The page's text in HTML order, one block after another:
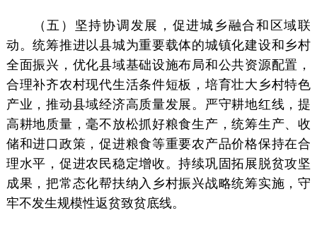
（五）坚持协调发展，促进城乡融合和区域联
动。统筹推进以县城为重要载体的城镇化建设和乡村
全面振兴，优化县域基础设施布局和公共资源配置，
合理补齐农村现代生活条件短板，培育壮大乡村特色
产业，推动县域经济高质量发展。严守耕地红线，提
高耕地质量，毫不放松抓好粮食生产，统筹生产、收
储和进口政策，促进粮食等重要农产品价格保持在合
理水平，促进农民稳定增收。持续巩固拓展脱贫攻坚
成果，把常态化帮扶纳入乡村振兴战略统筹实施，守
牢不发生规模性返贫致贫底线。